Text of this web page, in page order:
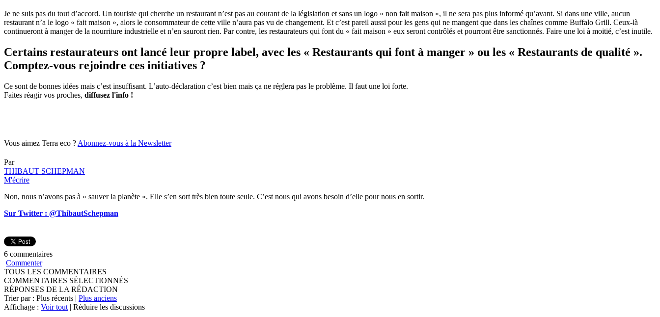
Je ne suis pas du tout d’accord. Un touriste qui cherche un restaurant n’est pas au courant de la législation et sans un logo « non fait maison », il ne sera pas plus informé qu’avant. Si dans une ville, aucun
restaurant n’a le logo « fait maison », alors le consommateur de cette ville n’aura pas vu de changement. Et c’est pareil aussi pour les gens qui ne mangent que dans les chaînes comme Buffalo Grill. Ceux-là
continueront à manger de la nourriture industrielle et n’en sauront rien. Par contre, les restaurateurs qui font du « fait maison » eux seront contrôlés et pourront être sanctionnés. Faire une loi à moitié, c’est inutile.
Certains restaurateurs ont lancé leur propre label, avec les « Restaurants qui font à manger » ou les « Restaurants de qualité ».
Comptez-vous rejoindre ces initiatives ?
Ce sont de bonnes idées mais c’est insuffisant. L’auto-déclaration c’est bien mais ça ne réglera pas le problème. Il faut une loi forte.
Faites réagir vos proches, diffusez l'info !
Vous aimez Terra eco ? Abonnez-vous à la Newsletter
Par
THIBAUT SCHEPMAN
M'écrire
Non, nous n’avons pas à « sauver la planète ». Elle s’en sort très bien toute seule. C’est nous qui avons besoin d’elle pour nous en sortir.
Sur Twitter : @ThibautSchepman
6 commentaires
Commenter
TOUS LES COMMENTAIRES
COMMENTAIRES SÉLECTIONNÉS
RÉPONSES DE LA RÉDACTION
Trier par : Plus récents | Plus anciens
Affichage : Voir tout | Réduire les discussions